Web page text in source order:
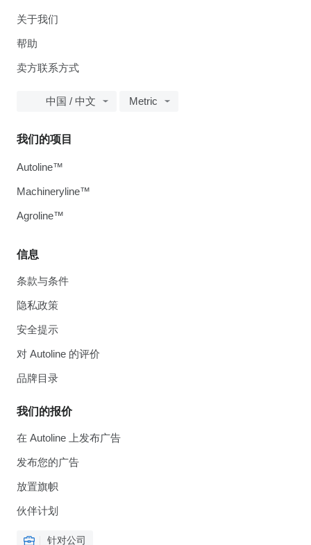
关于我们
帮助
卖方联系方式
中国 / 中文 Metric
信息
条款与条件
隐私政策
安全提示
对 Autoline 的评价
品牌目录
我们的报价
在 Autoline 上发布广告
发布您的广告
放置旗帜
伙伴计划
针对公司
我们的项目
Autoline™
Machineryline™
Agroline™